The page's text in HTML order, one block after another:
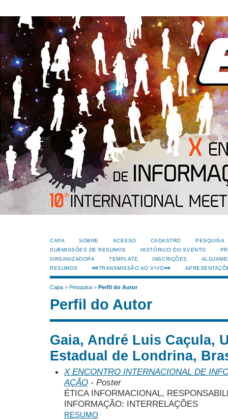
CAPA SOBRE ACESSO CADASTRO
PESQUISA
SUBMISSÕES DE RESUMOS
HISTÓRICO DO EVENTO
ORGANIZADORA
TEMPLATE INSCRIÇÕES
RESUMOS
##TRANSMISSÃO AO VIVO##
Capa > Pesquisa > Perfil do Autor
Perfil do Autor
Gaia, André Luis Caçula,
Estadual de Londrina,
X ENCONTRO INTERNACIONAL DE
AÇÃO - Poster
ÉTICA INFORMACIONAL,
INFORMAÇÃO: INTERRELAÇÕES
RESUMO